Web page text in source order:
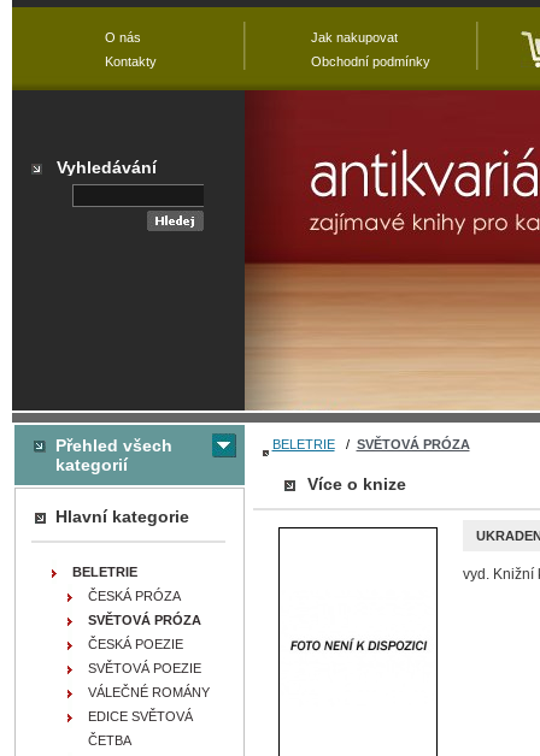
BELETRIE/ SVĚTOVÁ PRÓZA
Více o knize
vyd. Knižní
Přehled všech
kategorií
Hlavní kategorie
BELETRIE
ČESKÁ PRÓZA
SVĚTOVÁ PRÓZA
ČESKÁ POEZIE
SVĚTOVÁ POEZIE
VÁLEČNÉ ROMÁNY
EDICE SVĚTOVÁ
ČETBA
O nás
Kontakty
Jak nakupovat
Obchodní podmínky
Vyhledávání